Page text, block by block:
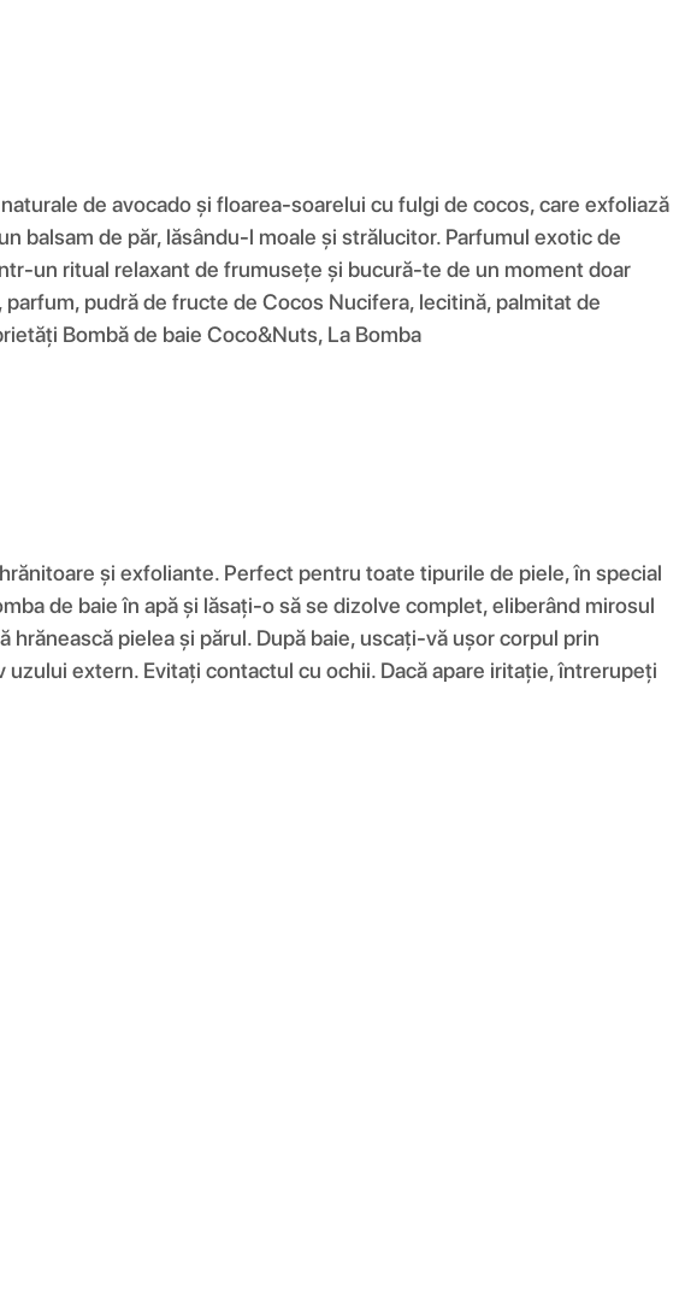
de avocado și floarea-soarelui cu fulgi de cocos, care exfoliază
balsam de păr, lăsându-l moale și strălucitor. Parfumul exotic de
un ritual relaxant de frumusețe și bucură-te de un moment doar
pudră de fructe de Cocos Nucifera, lecitină, palmitat de
Bombă de baie Coco&Nuts, La Bomba
și exfoliante. Perfect pentru toate tipurile de piele, în special
de baie în apă și lăsați-o să se dizolve complet, eliberând mirosul
pielea și părul. După baie, uscați-vă ușor corpul prin
extern. Evitați contactul cu ochii. Dacă apare iritație, întrerupeți